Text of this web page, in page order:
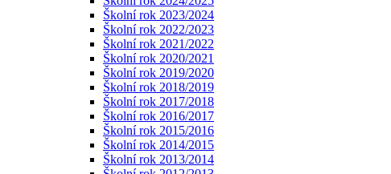
Školní rok 2023/2024
Školní rok 2022/2023
Školní rok 2021/2022
Školní rok 2020/2021
Školní rok 2019/2020
Školní rok 2018/2019
Školní rok 2017/2018
Školní rok 2016/2017
Školní rok 2015/2016
Školní rok 2014/2015
Školní rok 2013/2014